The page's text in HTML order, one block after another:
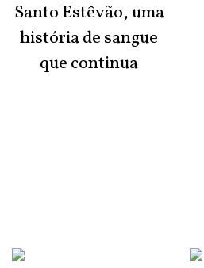
Santo Estêvão, uma
história de sangue
que continua